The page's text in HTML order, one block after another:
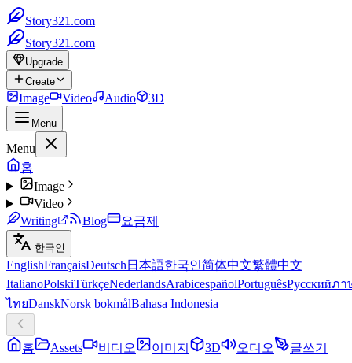
Story321.com
Story321.com
Upgrade
Create
Image Video Audio 3D
Menu
Menu
홈
Image
Video
Writing
Blog 요금제
한국인
EnglishFrançaisDeutsch 日本語한국인简体中文繁體中文
ItalianoPolskiTürkçeNederlandsArabicespañolPortuguêsРусскийภา
ไทยDanskNorsk bokmålBahasa Indonesia
홈 Assets 비디오 이미지 3D 오디오 글쓰기